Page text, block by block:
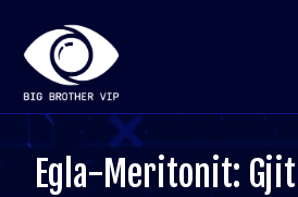
Egla-Meritonit: